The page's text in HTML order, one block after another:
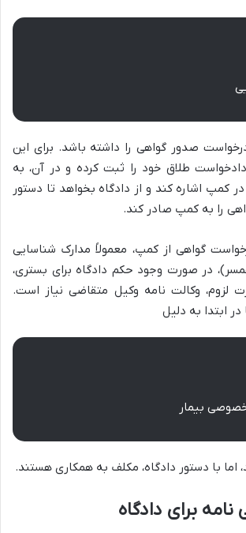
صدور گواهی را داشته باشد. برای این
دادخواست طلاق خود را ثبت کرده و در آن، به
اشاره کند و از دادگاه بخواهد تا دستور
را به کمپ صادر کند.
گواهی از کمپ، معمولاً مدارک شناسایی
در صورت وجود حکم دادگاه برای بستری،
لزوم، وکالت نامه وکیل متقاضی نیاز است.
ابتدا به دلیل
بیمار
با دستور دادگاه، مکلف به همکاری هستند.
برای دادگاه